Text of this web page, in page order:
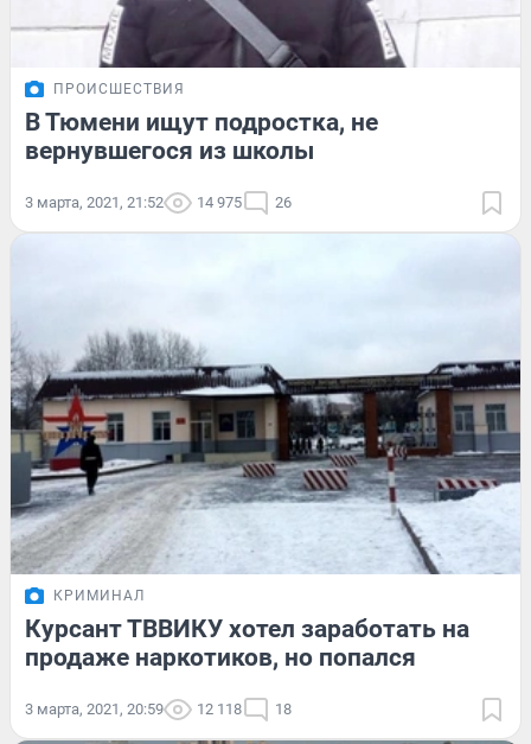
ПРОИСШЕСТВИЯ
В Тюмени ищут подростка, не
вернувшегося из школы
3 марта, 2021, 21:52 14 975 26
КРИМИНАЛ
Курсант ТВВИКУ хотел заработать на
продаже наркотиков, но попался
3 марта, 2021, 20:59 12 118 18